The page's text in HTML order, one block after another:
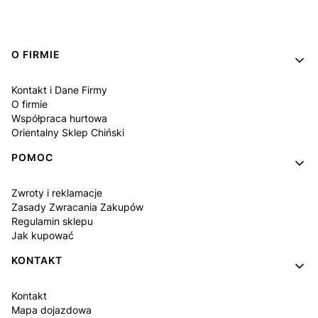
Linki w stopce
O FIRMIE
Kontakt i Dane Firmy
O firmie
Współpraca hurtowa
Orientalny Sklep Chiński
POMOC
Zwroty i reklamacje
Zasady Zwracania Zakupów
Regulamin sklepu
Jak kupować
KONTAKT
Kontakt
Mapa dojazdowa